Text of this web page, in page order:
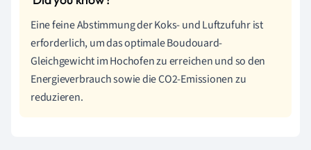
Eine feine Abstimmung der Koks- und Luftzufuhr ist
erforderlich, um das optimale Boudouard-
Gleichgewicht im Hochofen zu erreichen und so den
Energieverbrauch sowie die CO2-Emissionen zu
reduzieren.